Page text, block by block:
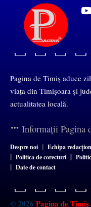
Pagina de Timiș aduce
viața din Timișoara și
actualitatea locală.
Informații Pagina
Despre noi Echipa
Politica de corecturi
Date de contact
© 2026 Pagina de Timiș